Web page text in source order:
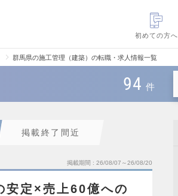
初めての方へ
群馬県の施工管理（建築）の転職・求人情報一覧
94 件
掲載終了間近
掲載期間 26/08/07～26/08/20
安定×売上60億への